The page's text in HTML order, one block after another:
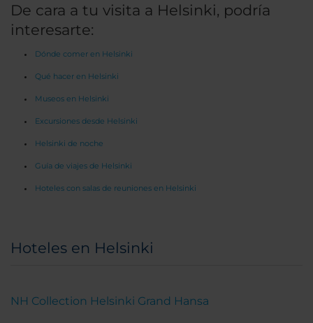
De cara a tu visita a Helsinki, podría
interesarte:
Dónde comer en Helsinki
Qué hacer en Helsinki
Museos en Helsinki
Excursiones desde Helsinki
Helsinki de noche
Guía de viajes de Helsinki
Hoteles con salas de reuniones en Helsinki
Hoteles en Helsinki
NH Collection Helsinki Grand Hansa